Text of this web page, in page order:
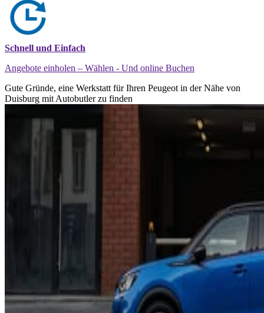
Schnell und Einfach
Angebote einholen – Wählen - Und online Buchen
Gute Gründe, eine Werkstatt für Ihren Peugeot in der Nähe von
Duisburg mit Autobutler zu finden